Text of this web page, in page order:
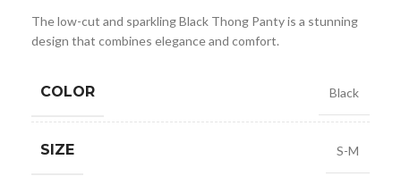
The low-cut and sparkling Black Thong Panty is a stunning
design that combines elegance and comfort.
COLOR Black
SIZE S-M